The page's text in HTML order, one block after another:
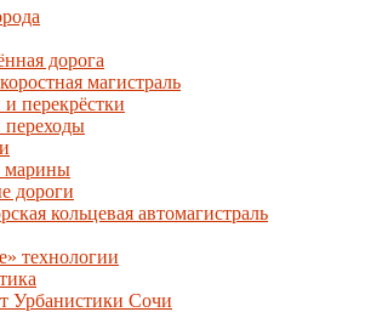
дорога
магистраль
и перекрёстки
марины
дороги
кольцевая автомагистраль
технологии
Урбанистики Сочи